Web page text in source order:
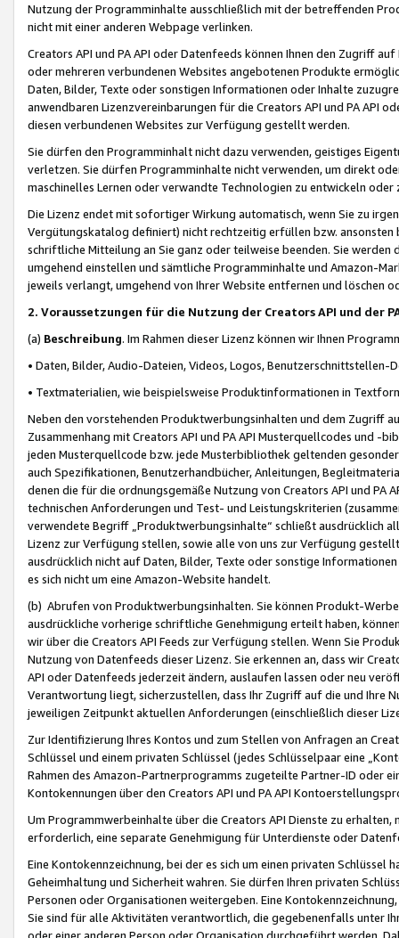
Nutzung der Programminhalte ausschließlich mit der betreffenden
nicht mit einer anderen Webpage verlinken.
Creators API und PA API oder Datenfeeds können Ihnen den Zugriff
oder mehreren verbundenen Websites angebotenen Produkte
Daten, Bilder, Texte oder sonstigen Informationen oder Inhalte
anwendbaren Lizenzvereinbarungen für die Creators API und PA API
diesen verbundenen Websites zur Verfügung gestellt werden.
Sie dürfen den Programminhalt nicht dazu verwenden, geistiges
verletzen. Sie dürfen Programminhalte nicht verwenden, um direkt
maschinelles Lernen oder verwandte Technologien zu entwickeln
Die Lizenz endet mit sofortiger Wirkung automatisch, wenn Sie zu
Vergütungskatalog definiert) nicht rechtzeitig erfüllen bzw. ansonsten
schriftliche Mitteilung an Sie ganz oder teilweise beenden. Sie werden
umgehend einstellen und sämtliche Programminhalte und Amazon-
jeweils verlangt, umgehend von Ihrer Website entfernen und löschen
2. Voraussetzungen für die Nutzung der Creators API und der
(a) Beschreibung. Im Rahmen dieser Lizenz können wir Ihnen
• Daten, Bilder, Audio-Dateien, Videos, Logos, Benutzerschnittstellen-
• Textmaterialien, wie beispielsweise Produktinformationen in
Neben den vorstehenden Produktwerbungsinhalten und dem Zugriff
Zusammenhang mit Creators API und PA API Musterquellcodes und
jeden Musterquellcode bzw. jede Musterbibliothek geltenden
auch Spezifikationen, Benutzerhandbücher, Anleitungen,
denen die für die ordnungsgemäße Nutzung von Creators API und PA
technischen Anforderungen und Test- und Leistungskriterien
verwendete Begriff „Produktwerbungsinhalte“ schließt ausdrücklich
Lizenz zur Verfügung stellen, sowie alle von uns zur Verfügung
ausdrücklich nicht auf Daten, Bilder, Texte oder sonstige
es sich nicht um eine Amazon-Website handelt.
(b) Abrufen von Produktwerbungsinhalten. Sie können Produkt-
ausdrückliche vorherige schriftliche Genehmigung erteilt haben,
wir über die Creators API Feeds zur Verfügung stellen. Wenn Sie
Nutzung von Datenfeeds dieser Lizenz. Sie erkennen an, dass wir
API oder Datenfeeds jederzeit ändern, auslaufen lassen oder neu
Verantwortung liegt, sicherzustellen, dass Ihr Zugriff auf die und Ihre
jeweiligen Zeitpunkt aktuellen Anforderungen (einschließlich dieser
Zur Identifizierung Ihres Kontos und zum Stellen von Anfragen an
Schlüssel und einem privaten Schlüssel (jedes Schlüsselpaar eine
Rahmen des Amazon-Partnerprogramms zugeteilte Partner-ID oder
Kontokennungen über den Creators API und PA API
Um Programmwerbeinhalte über die Creators API Dienste zu
erforderlich, eine separate Genehmigung für Unterdienste oder
Eine Kontokennzeichnung, bei der es sich um einen privaten
Geheimhaltung und Sicherheit wahren. Sie dürfen Ihren privaten
Personen oder Organisationen weitergeben. Eine
Sie sind für alle Aktivitäten verantwortlich, die gegebenenfalls unter
oder einer anderen Person oder Organisation durchgeführt werden.